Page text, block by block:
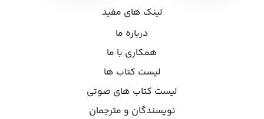
لینک های مفید
درباره ما
همکاری با ما
لیست کتاب ها
لیست کتاب های صوتی
نویسندگان و مترجمان